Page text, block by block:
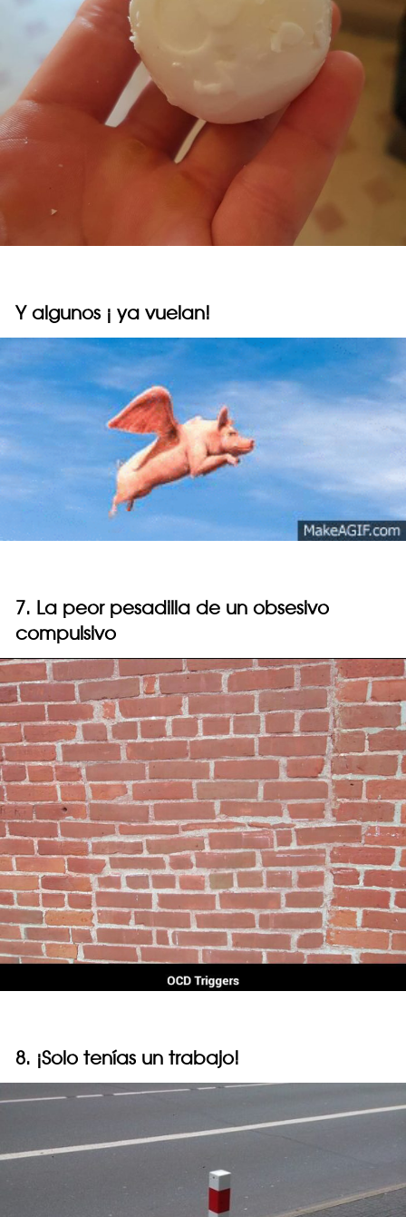
Y algunos ¡ ya vuelan!
7. La peor pesadilla de un obsesivo
compulsivo
8. ¡Solo tenías un trabajo!